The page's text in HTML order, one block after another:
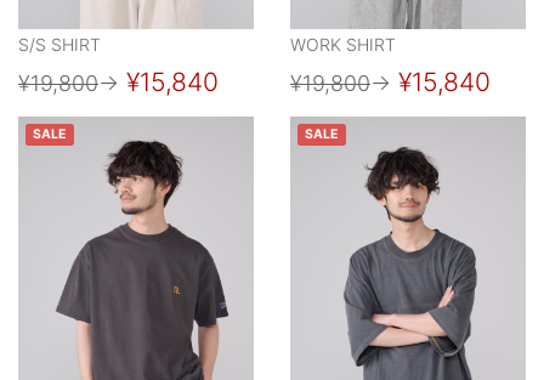
S/S SHIRT
¥19,800→ ¥15,840
WORK SHIRT
¥19,800→ ¥15,840
SALE SALE